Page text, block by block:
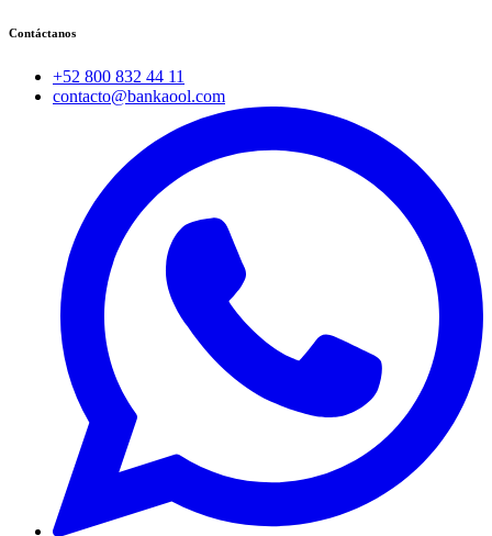
Contáctanos
+52 800 832 44 11
contacto@bankaool.com